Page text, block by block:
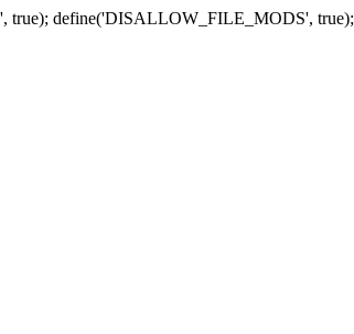
define('DISALLOW_FILE_MODS', true);